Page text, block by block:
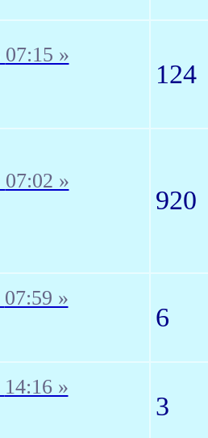
07:15 »
124
07:02 »
920
07:59 »
6
14:16 »
3